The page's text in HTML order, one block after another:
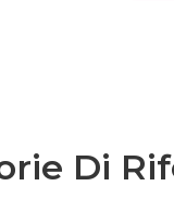
Di